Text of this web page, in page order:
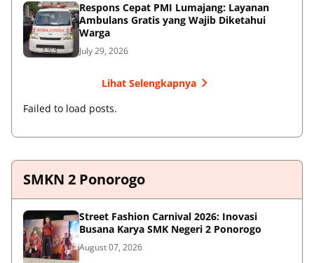
Respons Cepat PMI Lumajang: Layanan
Ambulans Gratis yang Wajib Diketahui
Warga
July 29, 2026
Lihat Selengkapnya
Failed to load posts.
SMKN 2 Ponorogo
Street Fashion Carnival 2026: Inovasi
Busana Karya SMK Negeri 2 Ponorogo
August 07, 2026